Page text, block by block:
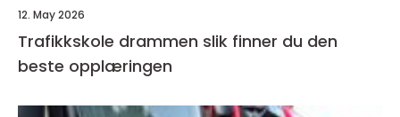
12. May 2026
Trafikkskole drammen slik finner du den
beste opplæringen